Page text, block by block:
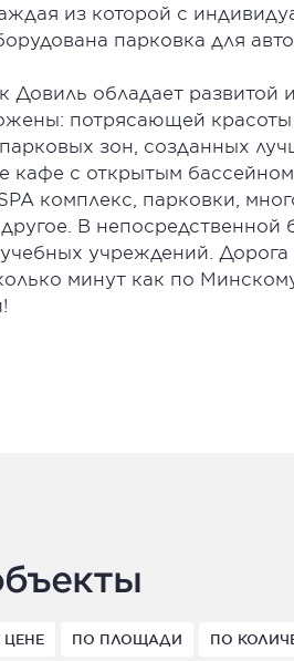
из которой с
парковка для авто.
Довиль обладает развитой
потрясающей
парковых зон, созданных
кафе с открытым
комплекс, парковки,
В непосредственной
учреждений.
минут как по
ЦЕНЕ ПО ПЛОЩАДИ ПО